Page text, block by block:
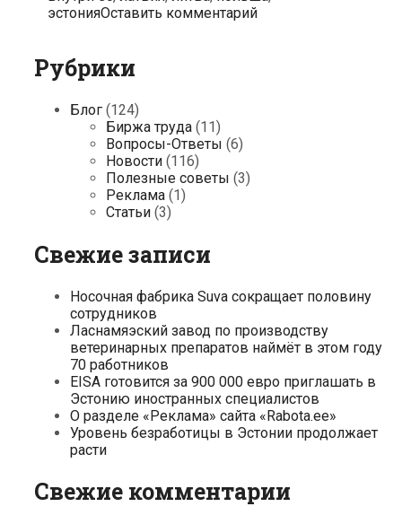
эстонияОставить комментарий
Рубрики
Блог (124)
Биржа труда (11)
Вопросы-Ответы (6)
Новости (116)
Полезные советы (3)
Реклама (1)
Статьи (3)
Свежие записи
Носочная фабрика Suva сокращает половину
сотрудников
Ласнамяэский завод по производству
ветеринарных препаратов наймёт в этом году
70 работников
EISA готовится за 900 000 евро приглашать в
Эстонию иностранных специалистов
О разделе «Реклама» сайта «Rabota.ee»
Уровень безработицы в Эстонии продолжает
расти
Свежие комментарии